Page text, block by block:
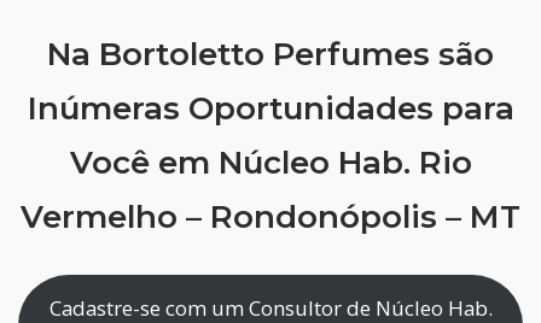
Na Bortoletto Perfumes são
Inúmeras Oportunidades para
Você em Núcleo Hab. Rio
Vermelho – Rondonópolis – MT
Cadastre-se com um Consultor de Núcleo Hab.